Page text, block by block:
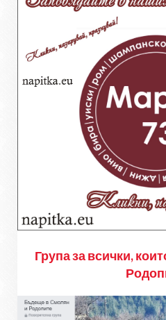
Група за всички,